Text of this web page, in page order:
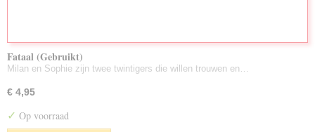
Fataal (Gebruikt)
Milan en Sophie zijn twee twintigers die willen trouwen en…
€ 4,95
✓ Op voorraad